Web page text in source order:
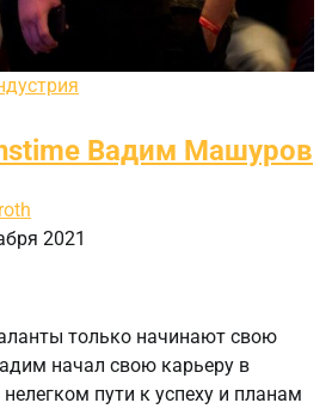
Вадим Машуров
2021
только начинают свою
начал свою карьеру в
пути к успеху и планам